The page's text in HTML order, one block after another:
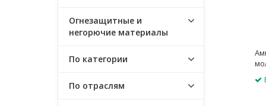
Огнезащитные и
негорючие материалы
По категории
По отраслям